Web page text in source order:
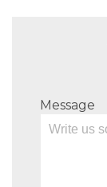
Message